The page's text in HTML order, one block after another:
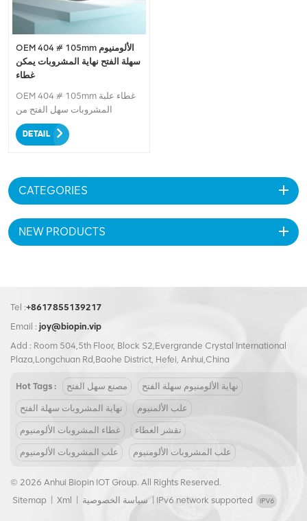
OEM 404 # 105mm الألومنيوم
سهلة الفتح نهاية المشروبات يمكن
غطاء
OEM 404 # 105mm غطاء علبة
المشروبات سهل الفتح من
الألومنيوم - غطاء عالي الجودة
وقابل للتخصيص مصمم خصيصًا
السهلة، فإنه يضمن تجربة شرب
سلسة. قم بتخصيصه باستخدام
شعار علامتك التجارية وتصميمها
لتعزيز حضور علامتك التجارية.
DETAIL
CATEGORIES
NEW PRODUCTS
Tel :+8617855139217
Email : joy@biopin.vip
Add : Room 504,5th Floor, Block S2,Evergrande Crystal International
Plaza,Longchuan Rd,Baohe District, Hefei, Anhui,China
Hot Tags : مصنع سهل الفتح نهاية الألومنيوم سهلة الفتح
نهاية المشروبات سهلة الفتح علب الألمنيوم
غطاء المشروبات الألومنيوم تقشر الغطاء
علب المشروبات الألومنيوم علب المشروبات الألومنيوم
© 2026 Anhui Biopin IOT Group. All Rights Reserved.
Sitemap
Xml سياسة الخصوصية IPv6 network supported